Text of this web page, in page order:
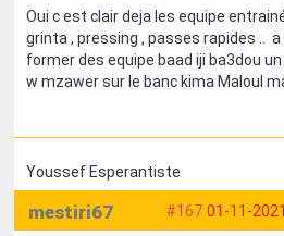
Oui c est clair deja les equipe
grinta , pressing , passes rapides ..
former des equipe baad iji ba3dou
w mzawer sur le banc kima Maloul
Youssef Esperantiste
#167 01-11-
mestiri67